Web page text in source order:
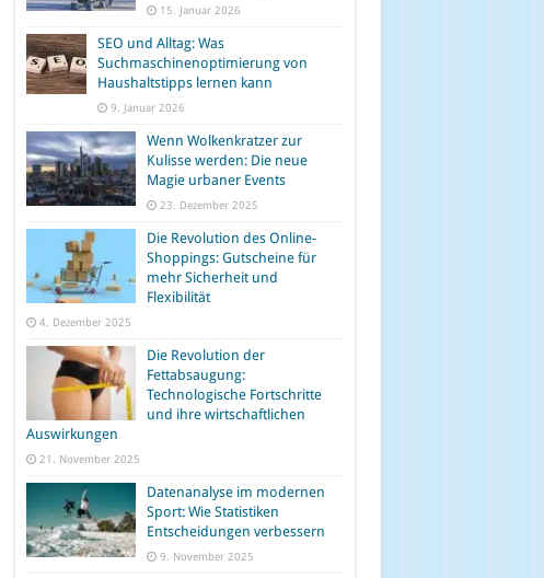
15. Januar 2026
SEO und Alltag: Was
Suchmaschinenoptimierung von
Haushaltstipps lernen kann
9. Januar 2026
Wenn Wolkenkratzer zur
Kulisse werden: Die neue
Magie urbaner Events
23. Dezember 2025
Die Revolution des Online-
Shoppings: Gutscheine für
mehr Sicherheit und
Flexibilität
4. Dezember 2025
Die Revolution der
Fettabsaugung:
Technologische Fortschritte
und ihre wirtschaftlichen
Auswirkungen
21. November 2025
Datenanalyse im modernen
Sport: Wie Statistiken
Entscheidungen verbessern
9. November 2025